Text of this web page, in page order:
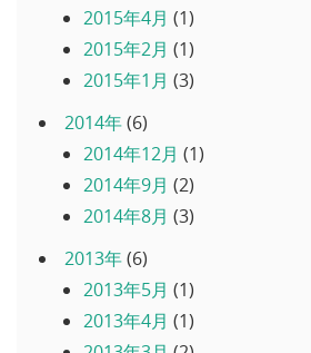
2015年4月 (1)
2015年2月 (1)
2015年1月 (3)
2014年(6)
2014年12月 (1)
2014年9月 (2)
2014年8月 (3)
2013年(6)
2013年5月 (1)
2013年4月 (1)